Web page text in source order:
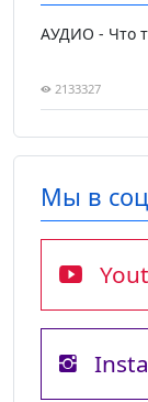
АУДИО - Что
2133327
Мы в